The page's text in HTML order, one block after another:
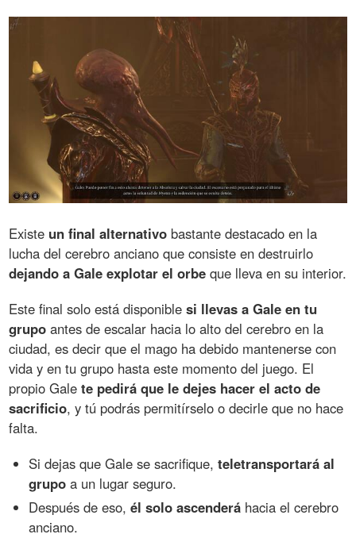
Existe un final alternativo bastante destacado en la
lucha del cerebro anciano que consiste en destruirlo
dejando a Gale explotar el orbe que lleva en su interior.
Este final solo está disponiblesi llevas a Gale en tu
grupo antes de escalar hacia lo alto del cerebro en la
ciudad, es decir que el mago ha debido mantenerse con
vida y en tu grupo hasta este momento del juego. El
propio Galete pedirá que le dejes hacer el acto de
sacrificio, y tú podrás permitírselo o decirle que no hace
falta.
Si dejas que Gale se sacrifique,teletransportará al
grupo a un lugar seguro.
Después de eso,él solo ascenderá hacia el cerebro
anciano.